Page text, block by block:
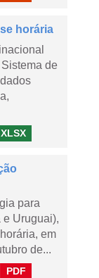
horária
de
XLSX
para
Uruguai),
em
de...
PDF